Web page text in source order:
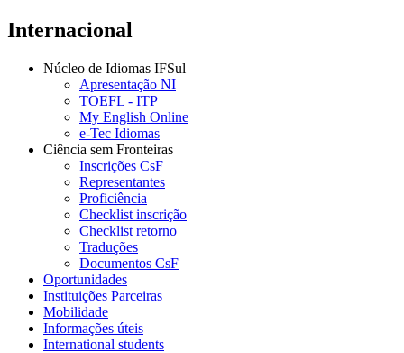
Internacional
Núcleo de Idiomas IFSul
Apresentação NI
TOEFL - ITP
My English Online
e-Tec Idiomas
Ciência sem Fronteiras
Inscrições CsF
Representantes
Proficiência
Checklist inscrição
Checklist retorno
Traduções
Documentos CsF
Oportunidades
Instituições Parceiras
Mobilidade
Informações úteis
International students